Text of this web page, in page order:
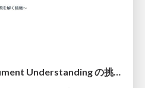
バクラクにおける Document Understanding の挑戦：書類の「読取」から「意思決定」へ / document-understanding-in-bakuraku-2026